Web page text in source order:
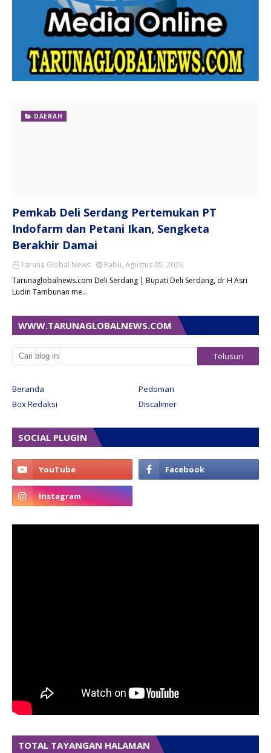
DAERAH
Pemkab Deli Serdang Pertemukan PT
Indofarm dan Petani Ikan, Sengketa
Berakhir Damai
Taruna Global News
Rabu, Agustus 05, 2026
Tarunaglobalnews.com Deli Serdang | Bupati Deli Serdang, dr H Asri
Ludin Tambunan me…
WWW.TARUNAGLOBALNEWS.COM
Beranda
Pedoman
Box Redaksi
Discalimer
SOCIAL PLUGIN
TOTAL TAYANGAN HALAMAN